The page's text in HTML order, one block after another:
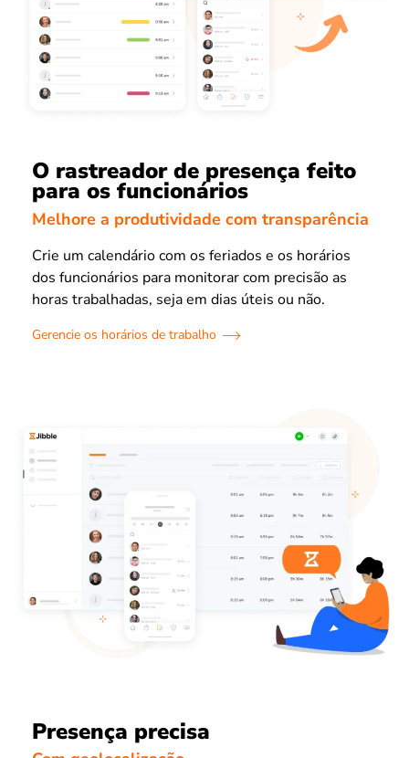
O rastreador de presença feito
para os funcionários
Melhore a produtividade com transparência
Crie um calendário com os feriados e os horários
dos funcionários para monitorar com precisão as
horas trabalhadas, seja em dias úteis ou não.
Gerencie os horários de trabalho
Presença precisa